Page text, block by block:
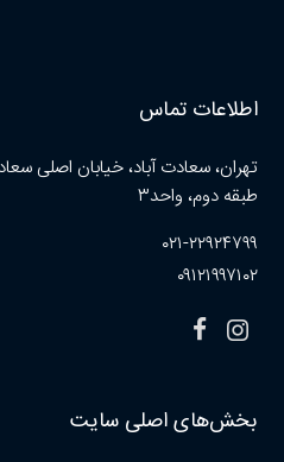
اطلاعات تماس
طبقه دوم، واحد۳
۰۲۱-۲۲۹۲۴۷۹۹
۰۹۱۲۱۹۹۷۱۰۲
بخش‌های اصلی سایت